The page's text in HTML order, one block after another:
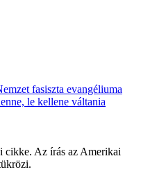
fasiszta evangéliuma
le kellene váltania
cikke. Az írás az Amerikai